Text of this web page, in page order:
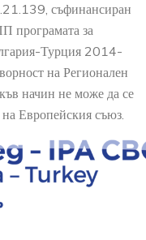
съфинансиран
програмата за
Турция 2014-
на Регионален
начин не може да се
на Европейския съюз.